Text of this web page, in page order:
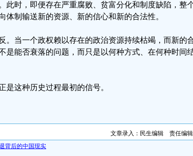
此时，即便存在严重腐败、贫富分化和制度缺陷，整
体制输送新的资源、新的信心和新的合法性。
。当一个政权赖以存在的政治资源持续枯竭，而新的
是能否衰落的问题，而只是以何种方式、在何种时间
是这种历史过程最初的信号。
文章录入：民生编辑 责任编
背后的中国现实